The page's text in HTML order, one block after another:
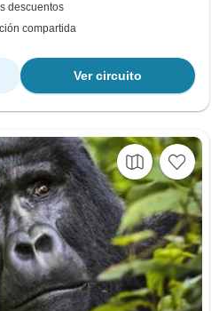
descuentos
compartida
Ver circuito